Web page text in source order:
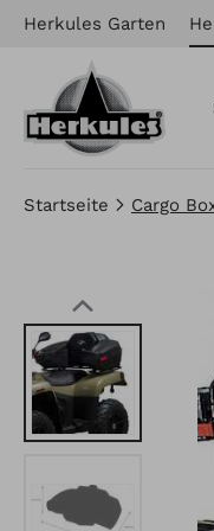
Herkules Garten
Startseite Cargo